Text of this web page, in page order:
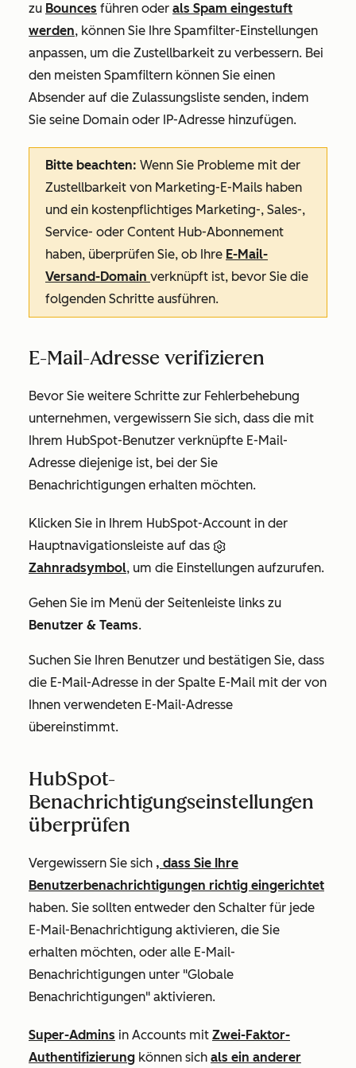
zu Bounces führen oder als Spam eingestuft
werden, können Sie Ihre Spamfilter-Einstellungen
anpassen, um die Zustellbarkeit zu verbessern. Bei
den meisten Spamfiltern können Sie einen
Absender auf die Zulassungsliste senden, indem
Sie seine Domain oder IP-Adresse hinzufügen.
Bitte beachten: Wenn Sie Probleme mit der
Zustellbarkeit von Marketing-E-Mails haben
und ein kostenpflichtiges Marketing-, Sales-,
Service- oder Content Hub-Abonnement
haben, überprüfen Sie, ob Ihre E-Mail-
Versand-Domain verknüpft ist, bevor Sie die
folgenden Schritte ausführen.
E-Mail-Adresse verifizieren
Bevor Sie weitere Schritte zur Fehlerbehebung
unternehmen, vergewissern Sie sich, dass die mit
Ihrem HubSpot-Benutzer verknüpfte E-Mail-
Adresse diejenige ist, bei der Sie
Benachrichtigungen erhalten möchten.
Klicken Sie in Ihrem HubSpot-Account in der
Hauptnavigationsleiste auf das
Zahnradsymbol, um die Einstellungen aufzurufen.
Gehen Sie im Menü der Seitenleiste links zu
Benutzer & Teams.
Suchen Sie Ihren Benutzer und bestätigen Sie, dass
die E-Mail-Adresse in der Spalte E-Mail mit der von
Ihnen verwendeten E-Mail-Adresse
übereinstimmt.
HubSpot-
Benachrichtigungseinstellungen
überprüfen
Vergewissern Sie sich , dass Sie Ihre
Benutzerbenachrichtigungen richtig eingerichtet
haben. Sie sollten entweder den Schalter für jede
E-Mail-Benachrichtigung aktivieren, die Sie
erhalten möchten, oder alle E-Mail-
Benachrichtigungen unter "Globale
Benachrichtigungen" aktivieren.
Super-Admins in Accounts mit Zwei-Faktor-
Authentifizierung können sich als ein anderer